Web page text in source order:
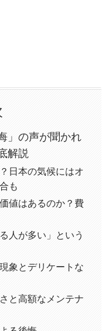
」の声が聞かれ
解説
日本の気候にはオ
も
値はあるのか？費
人が多い」という
象とデリケートな
と高額なメンテナ